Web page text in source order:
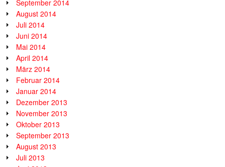
September 2014
August 2014
Juli 2014
Juni 2014
Mai 2014
April 2014
März 2014
Februar 2014
Januar 2014
Dezember 2013
November 2013
Oktober 2013
September 2013
August 2013
Juli 2013